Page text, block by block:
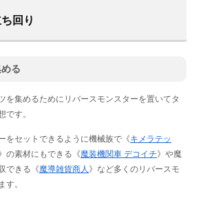
回り
る
を集めるためにリバースモンスターを置いてタ
です。
をセットできるように機械族で《キメラテッ
の素材にもできる《魔装機関車 デコイチ》や魔
できる《魔導雑貨商人 》など多くのリバースモ
す。